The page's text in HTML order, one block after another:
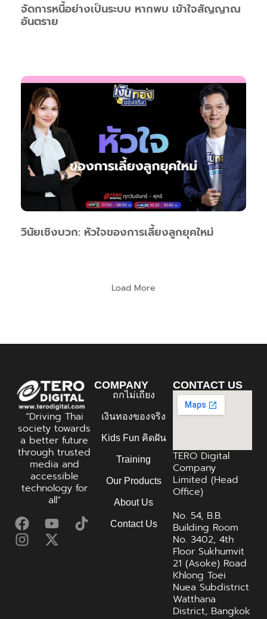
จัดการหนี้อย่างเป็นระบบ หากพบ เข้าใจสัญญาณ
อันตราย
วินัยเชิงบวก: หัวใจของการเลี้ยงลูกยุคใหม่
Load More
“Driving Thai
society towards
a better future
through trusted
media and
accessible
technology for
all”
COMPANY
ถกไม่เถียง
เงินทองของจริง
Kids Fun คิดฝัน
Training
Our Products
About Us
Contact Us
CONTACT US
TERO Digital
Company
Limited (Head
Office)
No. 54, B.B.
Building Room
No. 3402, 4th
Floor Sukhumvit
21 (Asoke) Road
Khlong Toei
Nuea Subdistrict
Watthana
District, Bangkok